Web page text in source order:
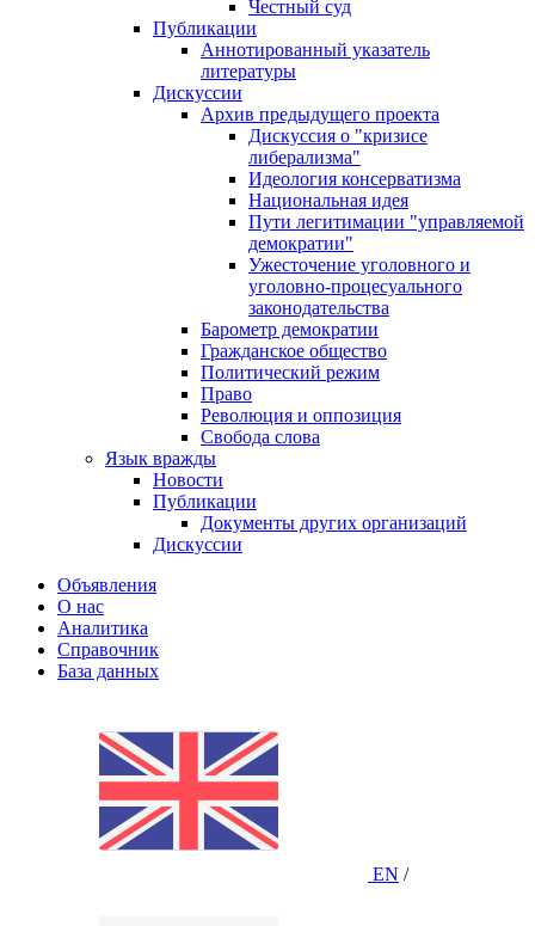
Честный суд
Публикации
Аннотированный указатель
литературы
Дискуссии
Архив предыдущего проекта
Дискуссия о "кризисе
либерализма"
Идеология консерватизма
Национальная идея
Пути легитимации "управляемой
демократии"
Ужесточение уголовного и
уголовно-процесуального
законодательства
Барометр демократии
Гражданское общество
Политический режим
Право
Революция и оппозиция
Свобода слова
Язык вражды
Новости
Публикации
Документы других организаций
Дискуссии
Объявления
О нас
Аналитика
Справочник
База данных
EN /